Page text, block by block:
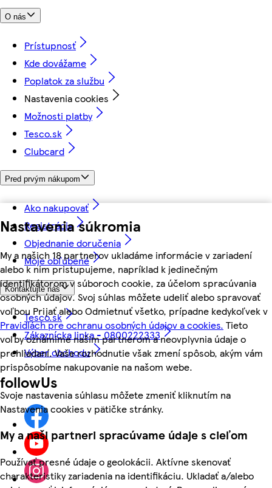
Nastavenia súkromia
My a našich 18 partnerov ukladáme informácie v zariadení
alebo k nim pristupujeme, napríklad k jedinečným
identifikátorom v súboroch cookie, za účelom spracúvania
osobných údajov. Svoj súhlas môžete udeliť alebo spravovať
voľbou Prijať alebo Odmietnuť všetko, prípadne kedykoľvek v
Pravidlách pre ochranu osobných údajov a cookies. Tieto
voľby oznámime našim partnerom a neovplyvnia údaje o
prehliadaní. Vaše rozhodnutie však zmení spôsob, akým vám
prispôsobíme nakupovanie na našom webe.
Svoje nastavenia súhlasu môžete zmeniť kliknutím na
Nastavenia cookies v pätičke stránky.
My a naši partneri spracúvame údaje s cieľom
Používať presné údaje o geolokácii. Aktívne skenovať
charakteristiky zariadenia na identifikáciu. Ukladať a/alebo
O nás
Prístupnosť
Kde dovážame
Poplatok za službu
Nastavenia cookies
Možnosti platby
Tesco.sk
Clubcard
Pred prvým nákupom
Ako nakupovať
Registrácia
Objednanie doručenia
Moje obľúbené
Kontaktujte nás
Tesco.sk
Zákaznícka linka - 0800222333
Výber obchodu
followUs